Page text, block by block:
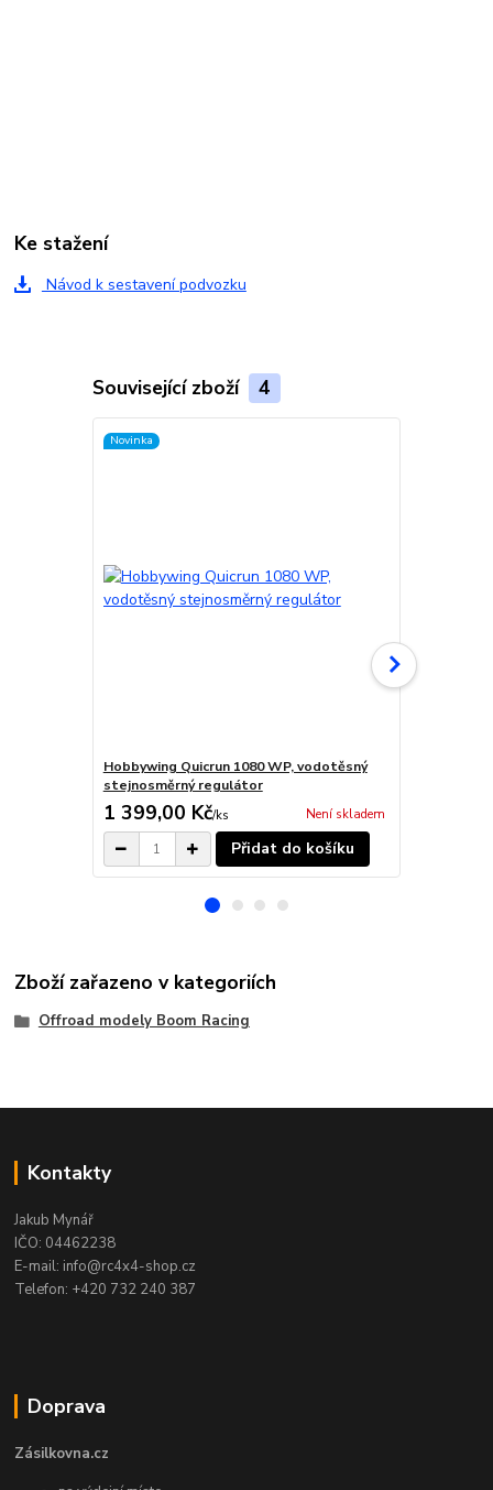
Ke stažení
Návod k sestavení podvozku
Související zboží 4
Novinka
Hobbywing Quicrun 1080 WP, vodotěsný
stejnosměrný regulátor
1 399,00 Kč/ks Není skladem
Přidat do košíku
Zboží zařazeno v kategoriích
Offroad modely Boom Racing
Kontakty
Jakub Mynář
IČO: 04462238
E-mail: info@rc4x4-shop.cz
Telefon: +420 732 240 387
Doprava
Zásilkovna.cz